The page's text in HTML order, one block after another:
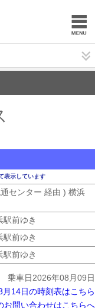
表示しています
通センター 経由 ) 横浜
駅前ゆき
駅前ゆき
駅前ゆき
乗車日2026年08月09日
14日の時刻表はこちら
お問い合わせはこちらへ